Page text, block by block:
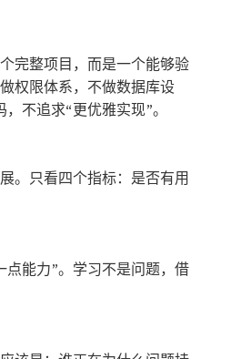
完整项目，而是一个能够验
权限体系，不做数据库设
不追求“更优雅实现”。
。只看四个指标：是否有用
点能力”。学习不是问题，借